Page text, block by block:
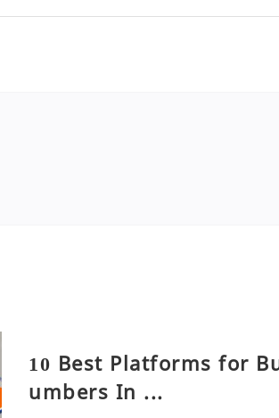
10 Best Platforms for
umbers In ...